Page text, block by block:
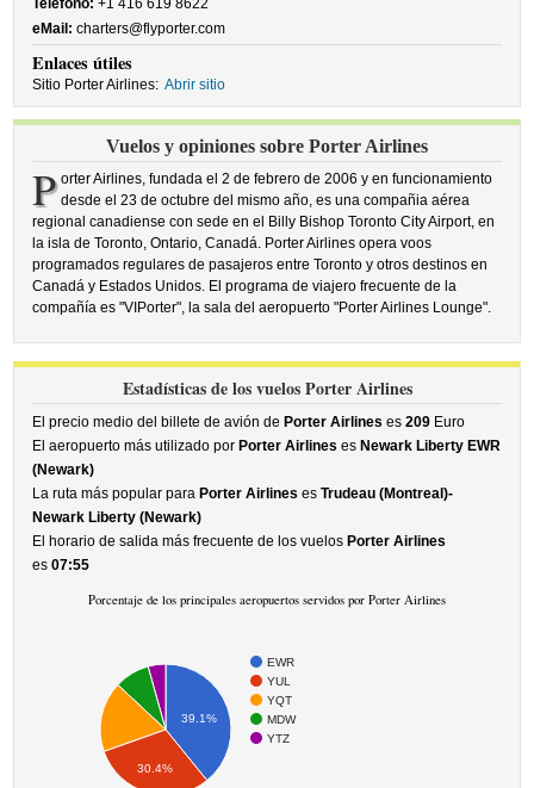
Teléfono: +1 416 619 8622
eMail: charters@flyporter.com
Enlaces útiles
Sitio Porter Airlines: Abrir sitio
Vuelos y opiniones sobre Porter Airlines
P orter Airlines, fundada el 2 de febrero de 2006 y en funcionamiento
desde el 23 de octubre del mismo año, es una compañia aérea
regional canadiense con sede en el Billy Bishop Toronto City Airport, en
la isla de Toronto, Ontario, Canadá. Porter Airlines opera voos
programados regulares de pasajeros entre Toronto y otros destinos en
Canadá y Estados Unidos. El programa de viajero frecuente de la
compañía es "VIPorter", la sala del aeropuerto "Porter Airlines Lounge".
Estadísticas de los vuelos Porter Airlines
El precio medio del billete de avión de Porter Airlines es209 Euro
El aeropuerto más utilizado por Porter Airlines es Newark Liberty EWR
(Newark)
La ruta más popular para Porter Airlines esTrudeau (Montreal)-
Newark Liberty (Newark)
El horario de salida más frecuente de los vuelos Porter Airlines
es07:55
Porcentaje de los principales aeropuertos servidos por Porter Airlines
EWR
YUL
YQT
MDW
YTZ
39.1%
30.4%